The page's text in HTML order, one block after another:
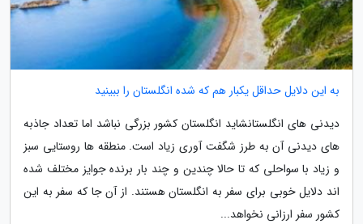
به این دلایل حداقل یکبار هم که شده انگلستان را ببینید
دیدنی های انگلستانشاید انگلستان کشور بزرگی نباشد اما تعداد جاذبه
های دیدنی آن به طرز شگفت آوری زیاد است. منطقه ها روستایی سبز
و زیاد با سواحلی که تا حالا چندین و چند بار برنده جوایز مختلف شده
اند دلایل خوبی برای سفر به انگلستان هستند. از آن جا که سفر به این
کشور سفر ارزانی نخواهد...